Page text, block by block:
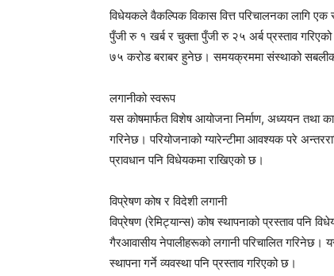
विधेयकले वैकल्पिक विकास वित्त परिचालनका लागि एक
पुँजी रु १ खर्ब र चुक्ता पुँजी रु २५ अर्ब प्रस्ताव
७५ करोड बराबर हुनेछ। समयक्रममा संस्थाको
लगानीको स्वरूप
यस कोषमार्फत विशेष आयोजना निर्माण, अध्ययन तथा
गरिनेछ। परियोजनाको ग्यारेन्टीमा आवश्यक परे
प्रावधान पनि विधेयकमा राखिएको छ।
विप्रेषण कोष र विदेशी लगानी
विप्रेषण (रेमिट्यान्स) कोष स्थापनाको प्रस्ताव पनि
गैरआवासीय नेपालीहरूको लगानी परिचालित गरिनेछ।
स्थापना गर्ने व्यवस्था पनि प्रस्ताव गरिएको छ।